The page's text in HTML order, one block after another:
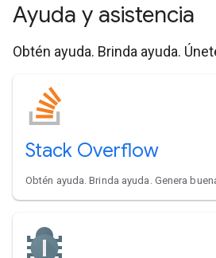
Ayuda y asistencia
Obtén ayuda. Brinda ayuda.
Stack Overflow
Obtén ayuda. Brinda ayuda. Genera